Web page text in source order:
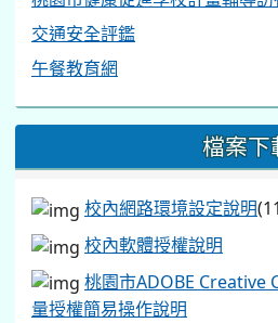
交通安全評鑑
午餐教育網
檔案下
校內網路環境設定說明
校內軟體授權說明
桃園市ADOBE Creative
量授權簡易操作說明